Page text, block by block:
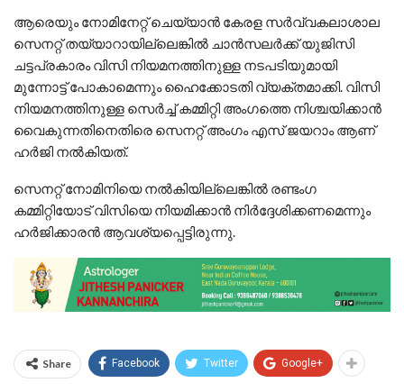
ആരെയും നോമിനേറ്റ് ചെയ്യാൻ കേരള സർവ്വകലാശാല
സെനറ്റ് തയ്യാറായില്ലെങ്കിൽ ചാൻസലർക്ക് യുജിസി
ചട്ടപ്രകാരം വിസി നിയമനത്തിനുള്ള നടപടിയുമായി
മുന്നോട്ട് പോകാമെന്നും ഹൈക്കോടതി വ്യക്തമാക്കി. വിസി
നിയമനത്തിനുള്ള സെർച്ച് കമ്മിറ്റി അംഗത്തെ നിശ്ചയിക്കാൻ
വൈകുന്നതിനെതിരെ സെനറ്റ് അംഗം എസ് ജയറാം ആണ്
ഹർജി നൽകിയത്.
സെനറ്റ് നോമിനിയെ നൽകിയില്ലെങ്കിൽ രണ്ടംഗ
കമ്മിറ്റിയോട് വിസിയെ നിയമിക്കാൻ നിർദ്ദേശിക്കണമെന്നും
ഹർജിക്കാരൻ ആവശ്യപ്പെട്ടിരുന്നു.
Share Facebook Twitter Google+